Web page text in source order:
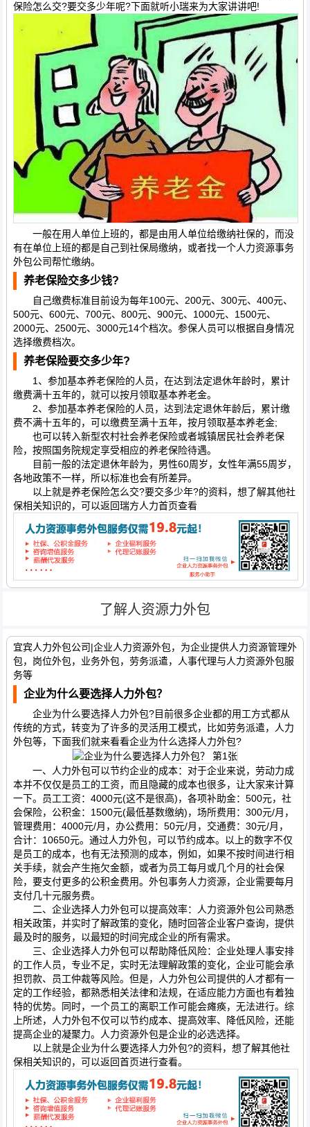
保险怎么交?要交多少年呢?下面就听小瑞来为大家讲讲吧!
一般在用人单位上班的，都是由用人单位给缴纳社保的，而没
有在单位上班的都是自己到社保局缴纳，或者找一个人力资源事务
外包公司帮忙缴纳。
养老保险交多少钱?
自己缴费标准目前设为每年100元、200元、300元、400元、
500元、600元、700元、800元、900元、1000元、1500元、
2000元、2500元、3000元14个档次。参保人员可以根据自身情况
选择缴费档次。
养老保险要交多少年?
1、参加基本养老保险的人员，在达到法定退休年龄时，累计
缴费满十五年的，就可以按月领取基本养老金。
2、参加基本养老保险的人员，达到法定退休年龄后，累计缴
费不满十五年的，可以缴费至满十五年，按月领取基本养老金;
也可以转入新型农村社会养老保险或者城镇居民社会养老保
险，按照国务院规定享受相应的养老保险待遇。
目前一般的法定退休年龄为，男性60周岁，女性年满55周岁，
各地政策不一样，所以标准也会有所差异。
以上就是养老保险怎么交?要交多少年?的资料，想了解其他社
保相关知识的，可以返回瑞方人力首页查看
了解人资源力外包
宜宾人力外包公司|企业人力资源外包，为企业提供人力资源管理外
包，岗位外包，业务外包，劳务派遣，人事代理与人力资源外包服
务等
企业为什么要选择人力外包？
企业为什么要选择人力外包?目前很多企业都的用工方式都从
传统的方式，转变为了许多的灵活用工模式，比如劳务派遣，人力
外包等，下面我们就来看看企业为什么选择人力外包?
一、人力外包可以节约企业的成本：对于企业来说，劳动力成
本并不仅仅是员工的工资，而且隐藏的成本也很多，让大家来计算
一下。员工工资：4000元(这不是很高)，各项补助金：500元，社
会保险，公积金：1500元(最低基数缴纳)，场所费用：300元/月，
管理费用：4000元/月，办公费用：50元/月，交通费：30元/月，
合计：10650元。通过人力外包，可以节约成本。以上的数字不仅
是员工的成本，也有无法预测的成本，例如，如果不按时间进行相
关手续，就会产生拖欠金额，或者为员工每月或几个月的社会保
险，要支付更多的公积金费用。外包事务人力资源，企业需要每月
支付几十元服务费。
二、企业选择人力外包可以提高效率：人力资源外包公司熟悉
相关政策，并实时了解政策的变化，随时回答企业客户查询，提供
最及时的服务，以最短的时间完成企业的所有需求。
三、企业选择人力外包可以帮助降低风险：企业处理人事安排
的工作人员，专业不足，实时无法理解政策的变化，企业可能会承
担罚款、员工仲裁等风险。但是，人力外包公司提供的人才都有一
定的工作经验，都熟悉相关法律和法规，在适应能力方面也有着独
特的优势。同时，一个员工的离职工作可能会瘫痪，无法进行。综
上所述，人力外包不仅可以节约成本、提高效率、降低风险，还能
提高企业的凝聚力。人力资源外包是企业的必选选择。
以上就是企业为什么要选择人力外包?的资料，想了解其他社
保相关知识的，可以返回首页进行查看。